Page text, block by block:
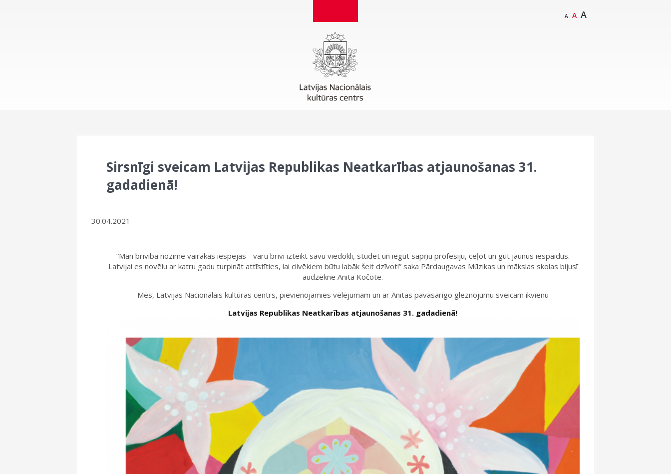
A A A
Sirsnīgi sveicam Latvijas Republikas Neatkarības atjaunošanas 31.
gadadienā!
30.04.2021
“Man brīvība nozīmē vairākas iespējas - varu brīvi izteikt savu viedokli, studēt un iegūt sapņu profesiju, ceļot un gūt jaunus iespaidus.
Latvijai es novēlu ar katru gadu turpināt attīstīties, lai cilvēkiem būtu labāk šeit dzīvot!” saka Pārdaugavas Mūzikas un mākslas skolas bijusī
audzēkne Anita Kočote.
Mēs, Latvijas Nacionālais kultūras centrs, pievienojamies vēlējumam un ar Anitas pavasarīgo gleznojumu sveicam ikvienu
Latvijas Republikas Neatkarības atjaunošanas 31. gadadienā!